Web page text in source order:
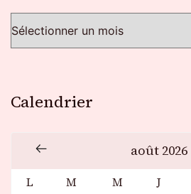
Calendrier
août 2026
L M M J